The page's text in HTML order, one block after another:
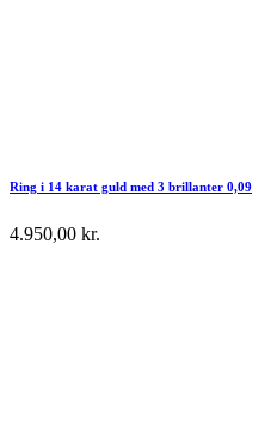
Ring i 14 karat guld med 3 brillanter 0,09
4.950,00 kr.